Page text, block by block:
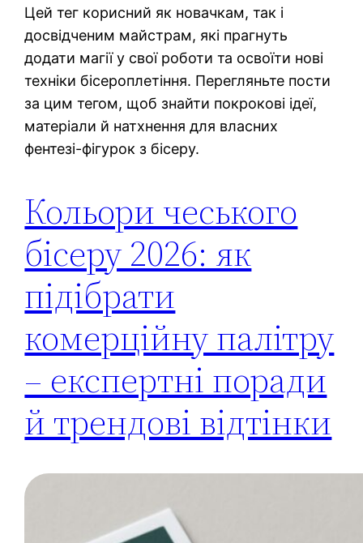
Цей тег корисний як новачкам, так і
досвідченим майстрам, які прагнуть
додати магії у свої роботи та освоїти нові
техніки бісероплетіння. Перегляньте пости
за цим тегом, щоб знайти покрокові ідеї,
матеріали й натхнення для власних
фентезі-фігурок з бісеру.
Кольори чеського
бісеру 2026: як
підібрати
комерційну палітру
– експертні поради
й трендові відтінки